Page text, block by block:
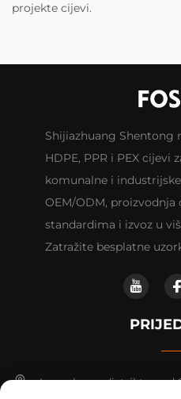
projekte cijevi.
Shijiazhuang Shentong
HDPE, PPR i PEX cijevi
komunalne i
OEM/ODM,
standardima i izvoz u
Zatražite besplatne
Luancheng distrikt, grad